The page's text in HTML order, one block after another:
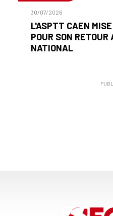
30/07/2026
L'ASPTT CAEN
POUR SON
NATIONAL